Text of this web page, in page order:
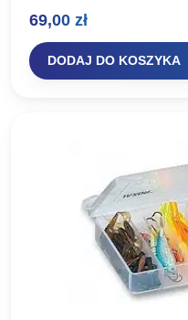
165 wymiary: 30/22/22 cm…
69,00 zł
DODAJ DO KOSZYKA